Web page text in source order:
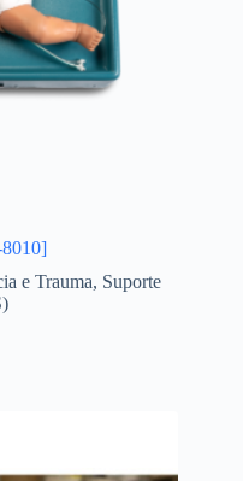
e Trauma, Suporte